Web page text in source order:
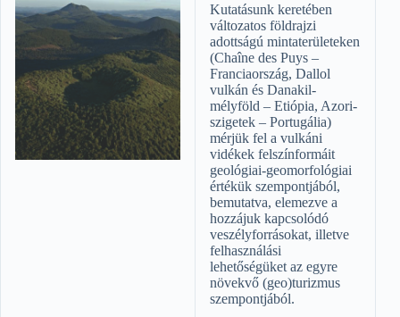
Kutatásunk keretében
változatos földrajzi
adottságú mintaterületeken
(Chaîne des Puys –
Franciaország, Dallol
vulkán és Danakil-
mélyföld – Etiópia, Azori-
szigetek – Portugália)
mérjük fel a vulkáni
vidékek felszínformáit
geológiai-geomorfológiai
értékük szempontjából,
bemutatva, elemezve a
hozzájuk kapcsolódó
veszélyforrásokat, illetve
felhasználási
lehetőségüket az egyre
növekvő (geo)turizmus
szempontjából.